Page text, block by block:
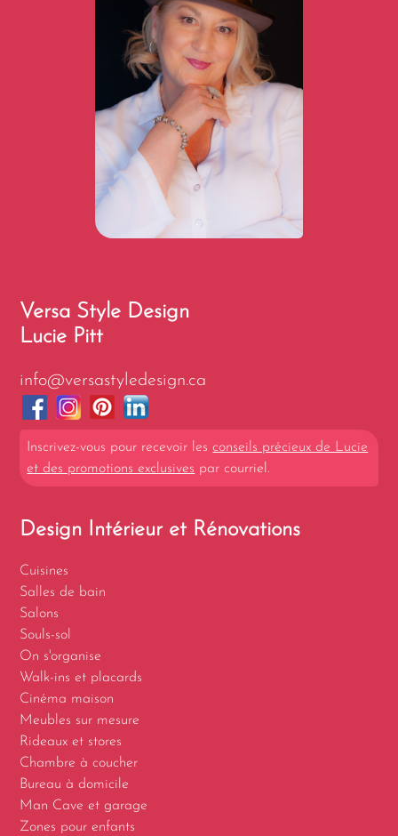
Versa Style Design
Lucie Pitt
info@versastyledesign.ca
Inscrivez-vous pour recevoir lesconseils précieux de Lucie
et des promotions exclusives par courriel.
Design Intérieur et Rénovations
Cuisines
Salles de bain
Salons
Souls-sol
On s'organise
Walk-ins et placards
Cinéma maison
Meubles sur mesure
Rideaux et stores
Chambre à coucher
Bureau à domicile
Man Cave et garage
Zones pour enfants